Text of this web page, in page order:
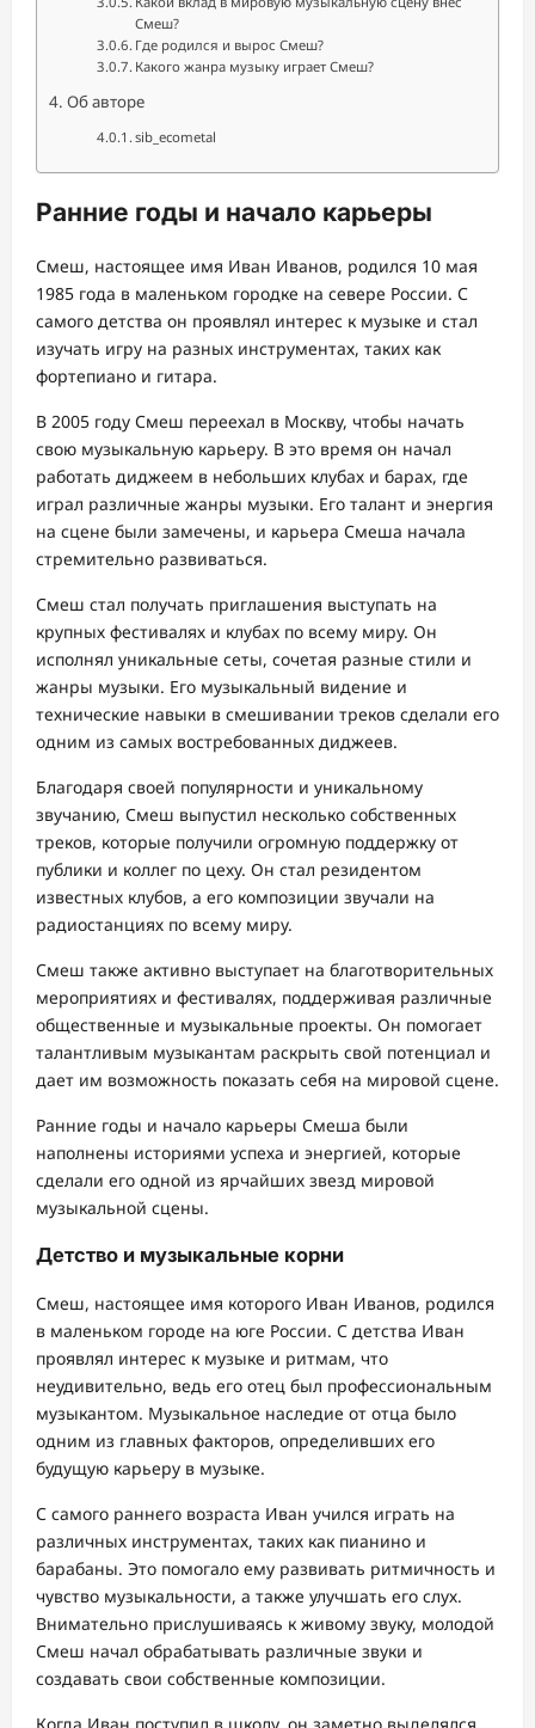
Смеш?
Где родился и вырос Смеш?
Какого жанра музыку играет Смеш?
Об авторе
sib_ecometal
Ранние годы и начало карьеры
Смеш, настоящее имя Иван Иванов, родился 10 мая
1985 года в маленьком городке на севере России. С
самого детства он проявлял интерес к музыке и стал
изучать игру на разных инструментах, таких как
фортепиано и гитара.
В 2005 году Смеш переехал в Москву, чтобы начать
свою музыкальную карьеру. В это время он начал
работать диджеем в небольших клубах и барах, где
играл различные жанры музыки. Его талант и энергия
на сцене были замечены, и карьера Смеша начала
стремительно развиваться.
Смеш стал получать приглашения выступать на
крупных фестивалях и клубах по всему миру. Он
исполнял уникальные сеты, сочетая разные стили и
жанры музыки. Его музыкальный видение и
технические навыки в смешивании треков сделали его
одним из самых востребованных диджеев.
Благодаря своей популярности и уникальному
звучанию, Смеш выпустил несколько собственных
треков, которые получили огромную поддержку от
публики и коллег по цеху. Он стал резидентом
известных клубов, а его композиции звучали на
радиостанциях по всему миру.
Смеш также активно выступает на благотворительных
мероприятиях и фестивалях, поддерживая различные
общественные и музыкальные проекты. Он помогает
талантливым музыкантам раскрыть свой потенциал и
дает им возможность показать себя на мировой сцене.
Ранние годы и начало карьеры Смеша были
наполнены историями успеха и энергией, которые
сделали его одной из ярчайших звезд мировой
музыкальной сцены.
Детство и музыкальные корни
Смеш, настоящее имя которого Иван Иванов, родился
в маленьком городе на юге России. С детства Иван
проявлял интерес к музыке и ритмам, что
неудивительно, ведь его отец был профессиональным
музыкантом. Музыкальное наследие от отца было
одним из главных факторов, определивших его
будущую карьеру в музыке.
С самого раннего возраста Иван учился играть на
различных инструментах, таких как пианино и
барабаны. Это помогало ему развивать ритмичность и
чувство музыкальности, а также улучшать его слух.
Внимательно прислушиваясь к живому звуку, молодой
Смеш начал обрабатывать различные звуки и
создавать свои собственные композиции.
Когда Иван поступил в школу, он заметно выделялся